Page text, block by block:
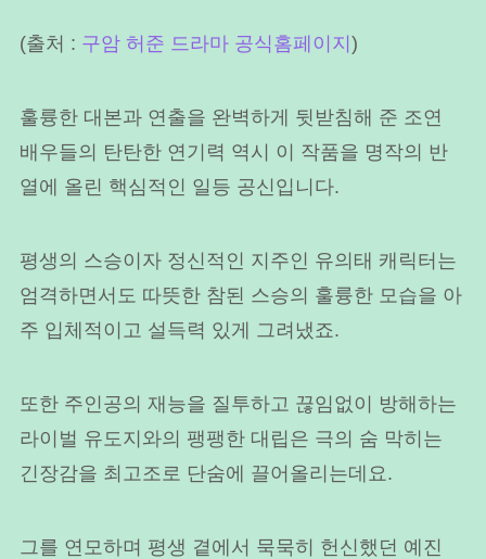
(출처 : 구암 허준 드라마 공식홈페이지 )
훌륭한 대본과 연출을 완벽하게 뒷받침해 준 조연
배우들의 탄탄한 연기력 역시 이 작품을 명작의 반
열에 올린 핵심적인 일등 공신입니다.
평생의 스승이자 정신적인 지주인 유의태 캐릭터는
엄격하면서도 따뜻한 참된 스승의 훌륭한 모습을 아
주 입체적이고 설득력 있게 그려냈죠.
또한 주인공의 재능을 질투하고 끊임없이 방해하는
라이벌 유도지와의 팽팽한 대립은 극의 숨 막히는
긴장감을 최고조로 단숨에 끌어올리는데요.
그를 연모하며 평생 곁에서 묵묵히 헌신했던 예진